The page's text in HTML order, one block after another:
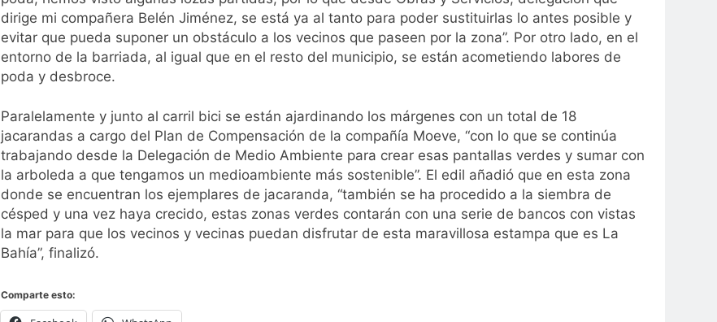
dirige mi compañera Belén Jiménez, se está ya al tanto para poder sustituirlas lo antes posible y
evitar que pueda suponer un obstáculo a los vecinos que paseen por la zona”. Por otro lado, en el
entorno de la barriada, al igual que en el resto del municipio, se están acometiendo labores de
poda y desbroce.
Paralelamente y junto al carril bici se están ajardinando los márgenes con un total de 18
jacarandas a cargo del Plan de Compensación de la compañía Moeve, “con lo que se continúa
trabajando desde la Delegación de Medio Ambiente para crear esas pantallas verdes y sumar con
la arboleda a que tengamos un medioambiente más sostenible”. El edil añadió que en esta zona
donde se encuentran los ejemplares de jacaranda, “también se ha procedido a la siembra de
césped y una vez haya crecido, estas zonas verdes contarán con una serie de bancos con vistas
la mar para que los vecinos y vecinas puedan disfrutar de esta maravillosa estampa que es La
Bahía”, finalizó.
Comparte esto: